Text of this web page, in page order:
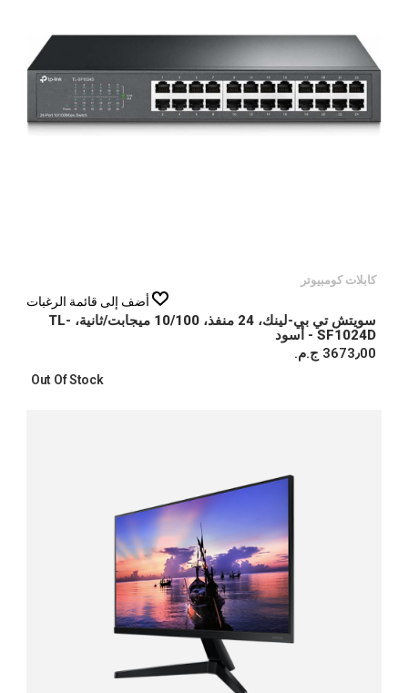
كابلات كومبيوتر
أضف إلى قائمة الرغبات
سويتش تي بي-لينك، 24 منفذ، 10/100 ميجابت/ثانية، TL-
SF1024D - أسود
3673٫00 ج.م.‏
Out Of Stock